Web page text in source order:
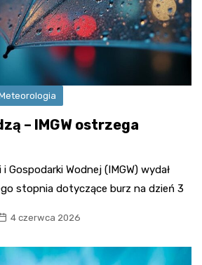
– IMGW ostrzega
Wodnej (IMGW) wydał
stopnia dotyczące burz na dzień 3
4 czerwca 2026